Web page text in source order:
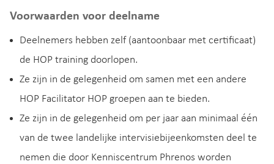
Voorwaarden voor deelname
Deelnemers hebben zelf (aantoonbaar met certificaat)
de HOP training doorlopen.
Ze zijn in de gelegenheid om samen met een andere
HOP Facilitator HOP groepen aan te bieden.
Ze zijn in de gelegenheid om per jaar aan minimaal één
van de twee landelijke intervisiebijeenkomsten deel te
nemen die door Kenniscentrum Phrenos worden